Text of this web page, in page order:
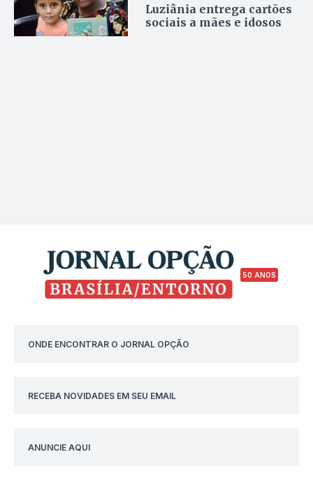
Luziânia entrega cartões
sociais a mães e idosos
50 ANOS
ONDE ENCONTRAR O JORNAL OPÇÃO
RECEBA NOVIDADES EM SEU EMAIL
ANUNCIE AQUI